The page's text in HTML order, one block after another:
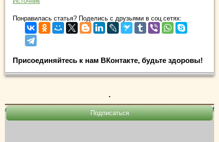
Понравилась статья? Поделись с друзьями в соц.сетях:
Присоединяйтесь к нам ВКонтакте, будьте здоровы!
.